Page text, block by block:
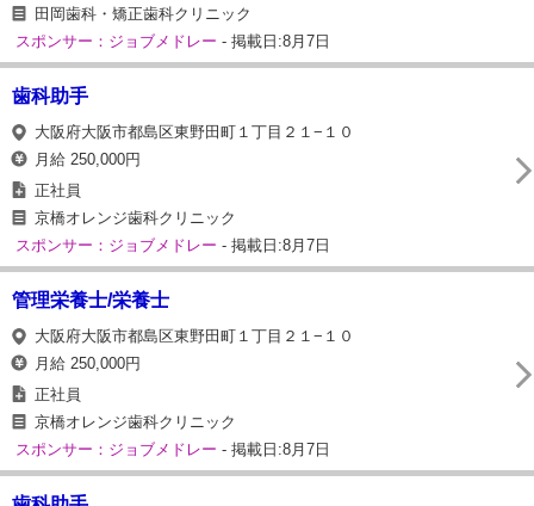
田岡歯科・矯正歯科クリニック
スポンサー：ジョブメドレー - 掲載日:8月7日
歯科助手
大阪府大阪市都島区東野田町１丁目２１−１０
月給 250,000円
正社員
京橋オレンジ歯科クリニック
スポンサー：ジョブメドレー - 掲載日:8月7日
管理栄養士/栄養士
大阪府大阪市都島区東野田町１丁目２１−１０
月給 250,000円
正社員
京橋オレンジ歯科クリニック
スポンサー：ジョブメドレー - 掲載日:8月7日